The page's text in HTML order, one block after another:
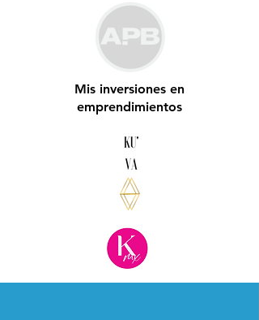
Mis inversiones en
emprendimientos